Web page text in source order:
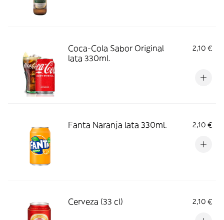
Coca-Cola Sabor Original
lata 330ml.
2,10 €
Fanta Naranja lata 330ml. 2,10 €
Cerveza (33 cl) 2,10 €